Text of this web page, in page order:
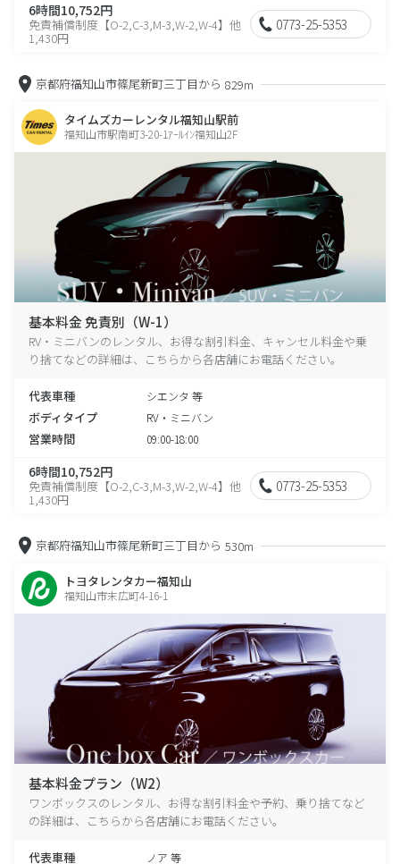
6時間10,752円
免責補償制度【O-2,C-3,M-3,W-2,W-4】他
1,430円
0773-25-5353
京都府福知山市篠尾新町三丁目から 829m
タイムズカーレンタル福知山駅前
福知山市駅南町3-20-1ｱｰﾙｲﾝ福知山2F
基本料金 免責別（W-1）
RV・ミニバンのレンタル、お得な割引料金、キャンセル料金や乗
り捨てなどの詳細は、こちらから各店舗にお電話ください。
代表車種 シエンタ 等
ボディタイプ RV・ミニバン
営業時間 09:00-18:00
6時間10,752円
免責補償制度【O-2,C-3,M-3,W-2,W-4】他
1,430円
0773-25-5353
京都府福知山市篠尾新町三丁目から 530m
トヨタレンタカー福知山
福知山市末広町4-16-1
基本料金プラン（W2）
ワンボックスのレンタル、お得な割引料金や予約、乗り捨てなど
の詳細は、こちらから各店舗にお電話ください。
代表車種 ノア 等